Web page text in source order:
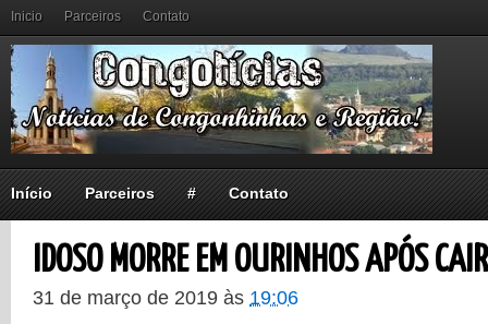
Inicio Parceiros Contato
Início Parceiros # Contato
IDOSO MORRE EM OURINHOS APÓS
31 de março de 2019 às 19:06